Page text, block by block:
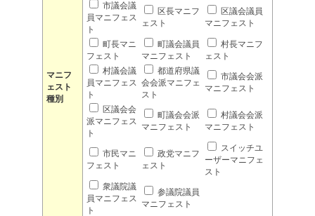
マニフ
ェスト
種別
市議会議
員マニフェス
ト
区長マニフ
ェスト
区議会議員
マニフェスト
町長マニ
フェスト
町議会議員
マニフェスト
村長マニフ
ェスト
村議会議
員マニフェス
ト
都道府県議
会会派マニフェ
スト
市議会会派
マニフェスト
区議会会
派マニフェス
ト
町議会会派
マニフェスト
村議会会派
マニフェスト
市民マニ
フェスト
政党マニフ
ェスト
スイッチユ
ーザーマニフェ
スト
衆議院議
員マニフェス
ト
参議院議員
マニフェスト